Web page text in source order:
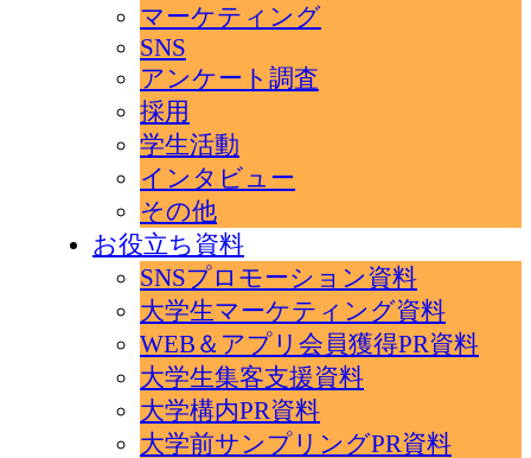
マーケティング
SNS
アンケート調査
採用
学生活動
インタビュー
その他
お役立ち資料
SNSプロモーション資料
大学生マーケティング資料
WEB＆アプリ会員獲得PR資料
大学生集客支援資料
大学構内PR資料
大学前サンプリングPR資料